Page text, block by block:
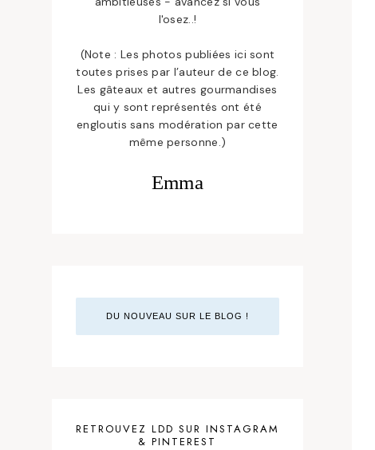
l'osez..!
(Note : Les photos publiées ici sont
toutes prises par l’auteur de ce blog.
Les gâteaux et autres gourmandises
qui y sont représentés ont été
engloutis sans modération par cette
même personne.)
Emma
DU NOUVEAU SUR LE BLOG !
RETROUVEZ LDD SUR INSTAGRAM
& PINTEREST